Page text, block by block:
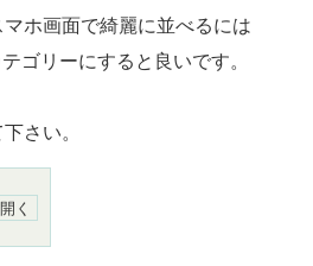
ホ画面で綺麗に並べるには
ゴリーにすると良いです。
さい。